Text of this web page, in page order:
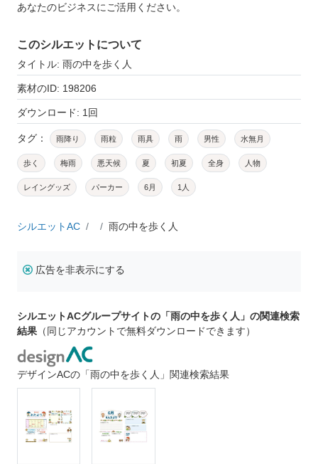
あなたのビジネスにご活用ください。
このシルエットについて
タイトル: 雨の中を歩く人
素材のID: 198206
ダウンロード: 1回
タグ： 雨降り 雨粒 雨具 雨 男性 水無月
歩く 梅雨 悪天候 夏 初夏 全身 人物
レイングッズ パーカー 6月 1人
シルエットAC 雨の中を歩く人
広告を非表示にする
シルエットACグループサイトの「雨の中を歩く人」の関連検索
結果 （同じアカウントで無料ダウンロードできます）
デザインACの「雨の中を歩く人」関連検索結果